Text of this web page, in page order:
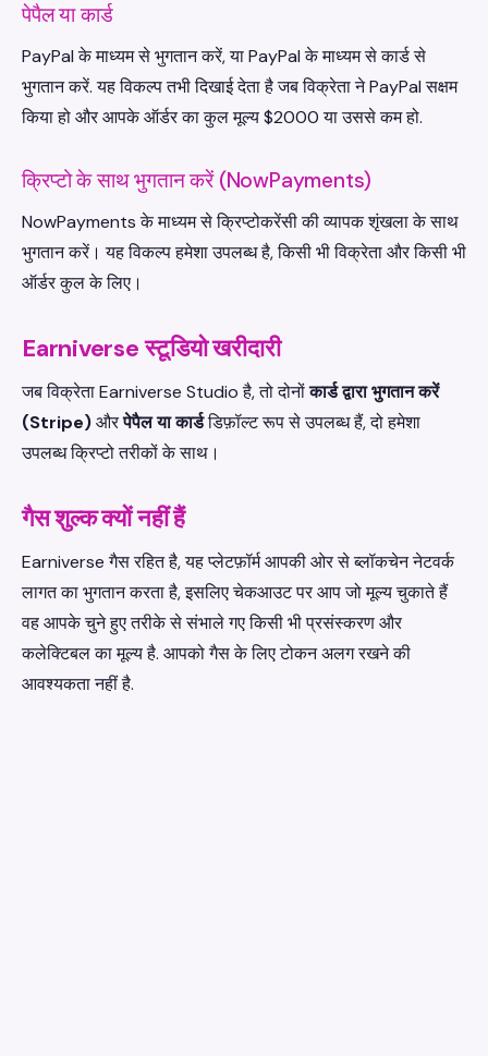
पेपैल या कार्ड
PayPal के माध्यम से भुगतान करें, या PayPal के माध्यम से कार्ड से
भुगतान करें. यह विकल्प तभी दिखाई देता है जब विक्रेता ने PayPal सक्षम
किया हो और आपके ऑर्डर का कुल मूल्य $2000 या उससे कम हो.
क्रिप्टो के साथ भुगतान करें (NowPayments)
NowPayments के माध्यम से क्रिप्टोकरेंसी की व्यापक शृंखला के साथ
भुगतान करें। यह विकल्प हमेशा उपलब्ध है, किसी भी विक्रेता और किसी भी
ऑर्डर कुल के लिए।
Earniverse स्टूडियो खरीदारी
जब विक्रेता Earniverse Studio है, तो दोनोंकार्ड द्वारा भुगतान करें
(Stripe)औरपेपैल या कार्डडिफ़ॉल्ट रूप से उपलब्ध हैं, दो हमेशा
उपलब्ध क्रिप्टो तरीकों के साथ।
गैस शुल्क क्यों नहीं हैं
Earniverse गैस रहित है, यह प्लेटफ़ॉर्म आपकी ओर से ब्लॉकचेन नेटवर्क
लागत का भुगतान करता है, इसलिए चेकआउट पर आप जो मूल्य चुकाते हैं
वह आपके चुने हुए तरीके से संभाले गए किसी भी प्रसंस्करण और
कलेक्टिबल का मूल्य है. आपको गैस के लिए टोकन अलग रखने की
आवश्यकता नहीं है.